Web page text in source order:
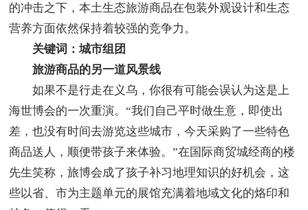
的冲击之下，本土生态旅游商品在包装外观设计和生态
营养方面依然保持着较强的竞争力。
关键词：城市组团
旅游商品的另一道风景线
如果不是行走在义乌，你很有可能会误认为这是上
海世博会的一次重演。“我们自己平时做生意，即使出
差，也没有时间去游览这些城市，今天采购了一些特色
商品送人，顺便带孩子来体验。”在国际商贸城经商的楼
先生笑称，旅博会成了孩子补习地理知识的好机会，这
些以省、市为主题单元的展馆充满着地域文化的烙印和